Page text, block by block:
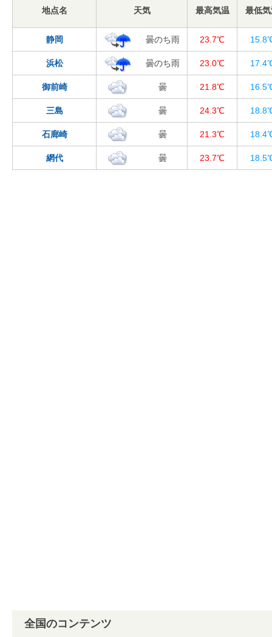
地点名 天気 最高気温 最低
静岡 曇のち雨 23.7℃
浜松 曇のち雨 23.0℃
御前崎 曇 21.8℃
三島 曇 24.3℃
石廊崎 曇 21.3℃
網代 曇 23.7℃
全国のコンテンツ